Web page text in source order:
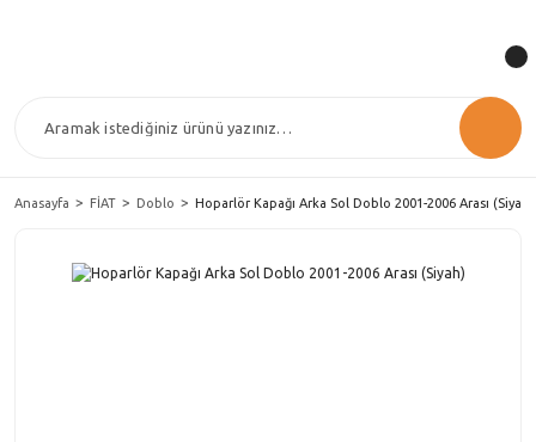
Anasayfa FİAT Doblo Hoparlör Kapağı Arka Sol Doblo 2001-2006 Arası (Siyah)